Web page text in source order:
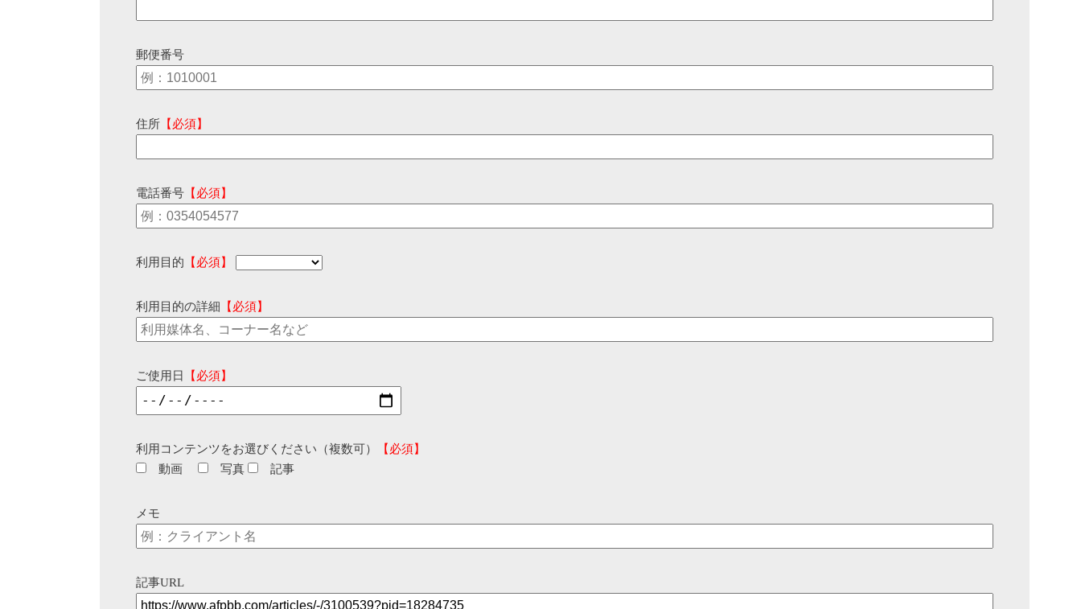
郵便番号
住所 【必須】
電話番号 【必須】
利用目的 【必須】
利用目的の詳細 【必須】
ご使用日 【必須】
利用コンテンツをお選びください（複数可）
【必須】
動画
写真 記事
メモ
記事URL